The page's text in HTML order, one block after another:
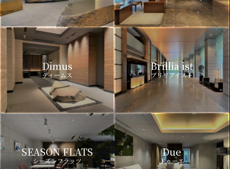
Dimus
ディームス
Brillia ist
ブリリアイスト
SEASON FLATS
シーズンフラッツ
Due
ドゥーエ